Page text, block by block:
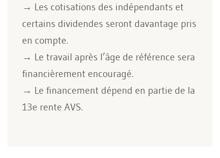
→ Les cotisations des indépendants et
certains dividendes seront davantage pris
en compte.
→ Le travail après l’âge de référence sera
financièrement encouragé.
→ Le financement dépend en partie de la
13e rente AVS.